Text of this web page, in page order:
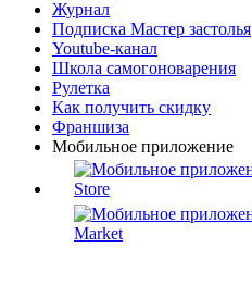
Журнал
Подписка Мастер застолья
Youtube-канал
Школа самогоноварения
Рулетка
Как получить скидку
Франшиза
Мобильное приложение